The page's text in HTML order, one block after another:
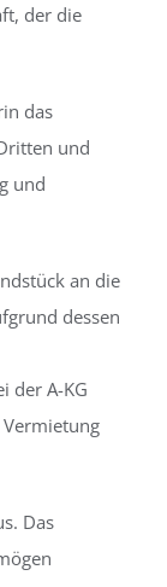
der die
das
und
und
an die
dessen
der A-KG
Das